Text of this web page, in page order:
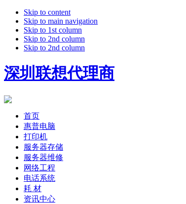
Skip to content
Skip to main navigation
Skip to 1st column
Skip to 2nd column
Skip to 2nd column
深圳联想代理商
首页
惠普电脑
打印机
服务器存储
服务器维修
网络工程
电话系统
耗 材
资讯中心